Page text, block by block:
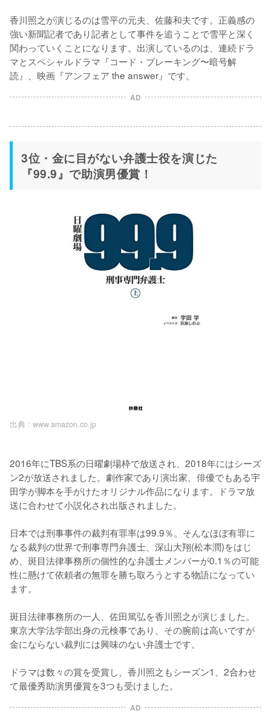
香川照之が演じるのは雪平の元夫、佐藤和夫です。正義感の
強い新聞記者であり記者として事件を追うことで雪平と深く
関わっていくことになります。出演しているのは、連続ドラ
マとスペシャルドラマ『コード・ブレーキング〜暗号解
AD
3位・金に目がない弁護士役を演じた
『99.9』で助演男優賞！
出典 : www.amazon.co.jp
2016年にTBS系の日曜劇場枠で放送され、2018年にはシーズ
ン2が放送されました。劇作家であり演出家、俳優でもある宇
田学が脚本を手がけたオリジナル作品になります。ドラマ放
送に合わせて小説化され出版されました。
日本では刑事事件の裁判有罪率は99.9％。そんなほぼ有罪に
なる裁判の世界で刑事専門弁護士、深山大翔(松本潤)をはじ
め、斑目法律事務所の個性的な弁護士メンバーが0.1％の可能
性に懸けて依頼者の無罪を勝ち取ろうとする物語になってい
ます。
斑目法律事務所の一人、佐田篤弘を香川照之が演じました。
東京大学法学部出身の元検事であり、その腕前は高いですが
金にならない裁判には興味のない弁護士です。
ドラマは数々の賞を受賞し、香川照之もシーズン1、2合わせ
て最優秀助演男優賞を3つも受けました。
AD